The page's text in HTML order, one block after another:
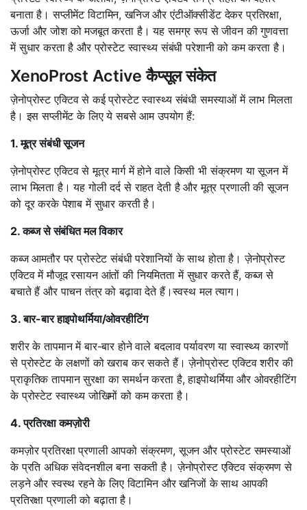
बनाता है। सप्लीमेंट विटामिन, खनिज और एंटीऑक्सीडेंट देकर प्रतिरक्षा,
ऊर्जा और जोश को मजबूत करता है। यह समग्र रूप से जीवन की गुणवत्ता
में सुधार करता है और प्रोस्टेट स्वास्थ्य संबंधी परेशानी को कम करता है।
XenoProst Active कैप्सूल संकेत
ज़ेनोप्रोस्ट एक्टिव से कई प्रोस्टेट स्वास्थ्य संबंधी समस्याओं में लाभ मिलता
है। इस सप्लीमेंट के लिए ये सबसे आम उपयोग हैं:
1. मूत्र संबंधी सूजन
ज़ेनोप्रोस्ट एक्टिव से मूत्र मार्ग में होने वाले किसी भी संक्रमण या सूजन में
लाभ मिलता है। यह गोली दर्द से राहत देती है और मूत्र प्रणाली की सूजन
को दूर करके पेशाब में सुधार करती है।
2. कब्ज से संबंधित मल विकार
कब्ज आमतौर पर प्रोस्टेट संबंधी परेशानियों के साथ होता है। ज़ेनोप्रोस्ट
एक्टिव में मौजूद रसायन आंतों की नियमितता में सुधार करते हैं, कब्ज से
बचाते हैं और पाचन तंत्र को बढ़ावा देते हैं।स्वस्थ मल त्याग।
3. बार-बार हाइपोथर्मिया/ओवरहीटिंग
शरीर के तापमान में बार-बार होने वाले बदलाव पर्यावरण या स्वास्थ्य कारणों
से प्रोस्टेट के लक्षणों को खराब कर सकते हैं। ज़ेनोप्रोस्ट एक्टिव शरीर की
प्राकृतिक तापमान सुरक्षा का समर्थन करता है, हाइपोथर्मिया और ओवरहीटिंग
के प्रोस्टेट स्वास्थ्य जोखिमों को कम करता है।
4. प्रतिरक्षा कमज़ोरी
कमज़ोर प्रतिरक्षा प्रणाली आपको संक्रमण, सूजन और प्रोस्टेट समस्याओं
के प्रति अधिक संवेदनशील बना सकती है। ज़ेनोप्रोस्ट एक्टिव संक्रमण से
लड़ने और स्वस्थ रहने के लिए विटामिन और खनिजों के साथ आपकी
प्रतिरक्षा प्रणाली को बढ़ाता है।